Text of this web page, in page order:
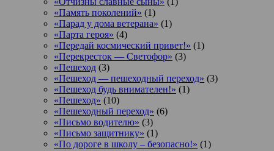
«Память поколений» (1)
«Парад у дома ветерана» (1)
«Парта героя» (4)
«Передай космический привет!» (1)
«Перекресток — Светофор» (3)
«Пешеход (3)
«Пешеход — пешеходный переход» (3)
«Пешеход будь внимателен!» (1)
«Пешеход» (10)
«Пешеходный переход» (6)
«Письмо водителю» (3)
«Письмо защитнику» (1)
«По дороге в школу – безопасно!» (1)